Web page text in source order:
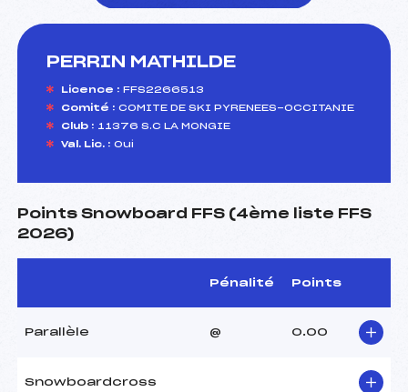
PERRIN MATHILDE
Licence : FFS2266513
Comité : COMITE DE SKI PYRENEES-OCCITANIE
Club : 11376 S.C LA MONGIE
Val. Lic. : Oui
Points Snowboard FFS (4ème liste FFS
2026)
Pénalité Points
Parallèle @ 0.00
Snowboardcross